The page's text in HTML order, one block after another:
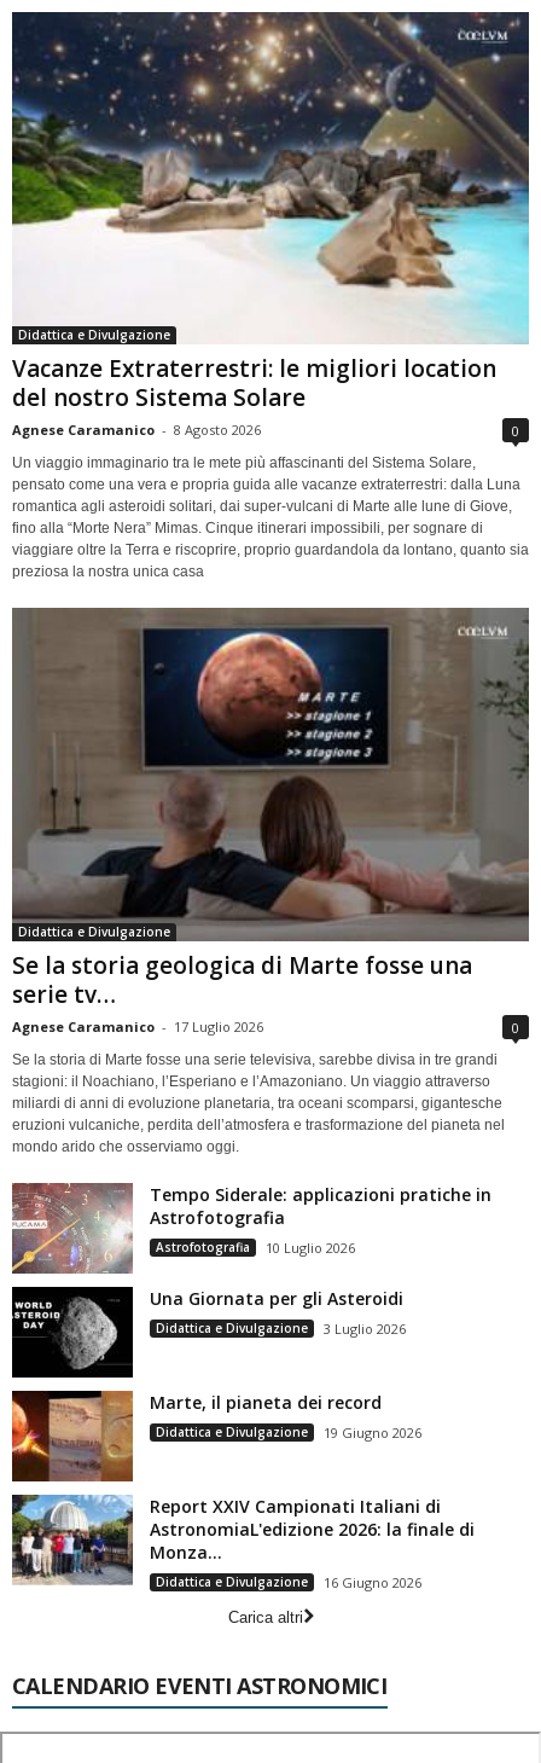
Didattica e Divulgazione
Vacanze Extraterrestri: le migliori location
del nostro Sistema Solare
Agnese Caramanico - 8 Agosto 2026 0
Un viaggio immaginario tra le mete più affascinanti del Sistema Solare,
pensato come una vera e propria guida alle vacanze extraterrestri: dalla Luna
romantica agli asteroidi solitari, dai super-vulcani di Marte alle lune di Giove,
fino alla “Morte Nera” Mimas. Cinque itinerari impossibili, per sognare di
viaggiare oltre la Terra e riscoprire, proprio guardandola da lontano, quanto sia
preziosa la nostra unica casa
Didattica e Divulgazione
Se la storia geologica di Marte fosse una
serie tv…
Agnese Caramanico - 17 Luglio 2026 0
Se la storia di Marte fosse una serie televisiva, sarebbe divisa in tre grandi
stagioni: il Noachiano, l’Esperiano e l’Amazoniano. Un viaggio attraverso
miliardi di anni di evoluzione planetaria, tra oceani scomparsi, gigantesche
eruzioni vulcaniche, perdita dell’atmosfera e trasformazione del pianeta nel
mondo arido che osserviamo oggi.
Tempo Siderale: applicazioni pratiche in
Astrofotografia
Astrofotografia 10 Luglio 2026
Una Giornata per gli Asteroidi
Didattica e Divulgazione 3 Luglio 2026
Marte, il pianeta dei record
Didattica e Divulgazione 19 Giugno 2026
Report XXIV Campionati Italiani di
AstronomiaL'edizione 2026: la finale di
Monza...
Didattica e Divulgazione
16 Giugno 2026
Carica altri
CALENDARIO EVENTI ASTRONOMICI